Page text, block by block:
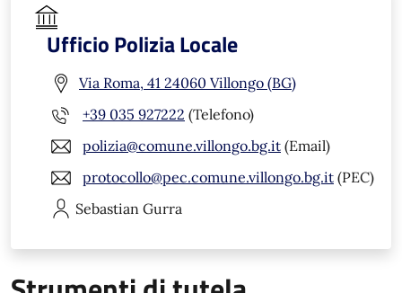
Ufficio Polizia Locale
Via Roma, 41 24060 Villongo (BG)
+39 035 927222 (Telefono)
polizia@comune.villongo.bg.it (Email)
protocollo@pec.comune.villongo.bg.it (PEC)
Sebastian Gurra